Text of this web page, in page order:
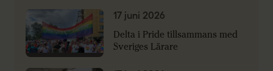
17 juni 2026
Delta i Pride tillsammans med
Sveriges Lärare